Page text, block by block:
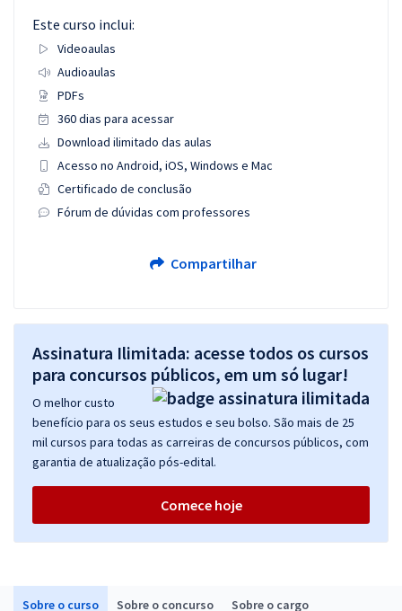
Sobre o curso Sobre o concurso Sobre o cargo
Este curso inclui:
Videoaulas
Audioaulas
PDFs
360 dias para acessar
Download ilimitado das aulas
Acesso no Android, iOS, Windows e Mac
Certificado de conclusão
Fórum de dúvidas com professores
Compartilhar
Assinatura Ilimitada: acesse todos os cursos
para concursos públicos, em um só lugar!
O melhor custo
benefício para os seus estudos e seu bolso. São mais de 25
mil cursos para todas as carreiras de concursos públicos, com
garantia de atualização pós-edital.
Comece hoje